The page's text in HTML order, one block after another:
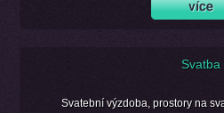
Svatba
Svatební výzdoba, prostory na